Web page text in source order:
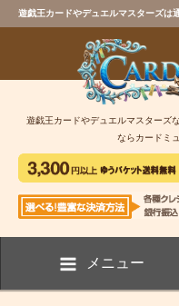
遊戯王カードやデュエルマスターズは
遊戯王カードやデュエルマスターズ
ならカードミ
メニュー